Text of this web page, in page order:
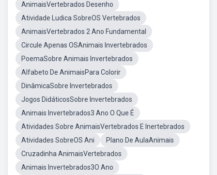
AnimaisVertebrados Desenho
Atividade Ludica SobreOS Vertebrados
AnimaisVertebrados 2 Ano Fundamental
Circule Apenas OSAnimais Invertebrados
PoemaSobre Animais Invertebrados
Alfabeto De AnimaisPara Colorir
DinâmicaSobre Invertebrados
Jogos DidáticosSobre Invertebrados
Animais Invertebrados3 Ano O Que É
Atividades Sobre AnimaisVertebrados E Inertebrados
Atividades SobreOS Ani
Plano De AulaAnimais
Cruzadinha AnimaisVertebrados
Animais Invertebrados3O Ano